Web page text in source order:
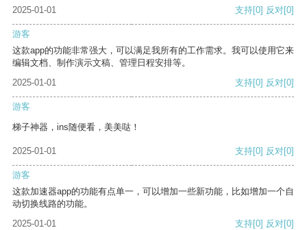
2025-01-01 支持[0] 反对[0]
游客
这款app的功能非常强大，可以满足我所有的工作需求。我可以使用它来
编辑文档、制作演示文稿、管理日程安排等。
2025-01-01
支持[0] 反对[0]
游客
梯子神器，ins随便看，美美哒！
2025-01-01 支持[0] 反对[0]
游客
这款加速器app的功能有点单一，可以增加一些新功能，比如增加一个自
动切换线路的功能。
2025-01-01
支持[0] 反对[0]